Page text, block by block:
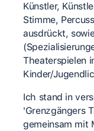
Künstler,
Stimme,
ausdrückt,
Theaterspielen
Kinder/
Ich stand in
'Grenzgängers
gemeinsam mit